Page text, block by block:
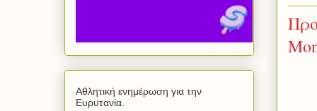
Αθλητική ενημέρωση για την
Ευρυτανία.